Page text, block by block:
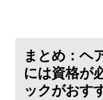
まとめ：ヘ
には資格が
ックがおす